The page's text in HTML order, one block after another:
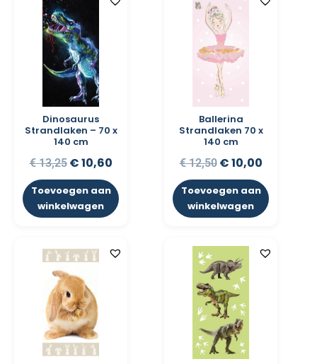
Dinosaurus
Strandlaken – 70 x
140 cm
€13,25 €10,60
Toevoegen aan
winkelwagen
Ballerina
Strandlaken 70 x
140 cm
€12,50 €10,00
Toevoegen aan
winkelwagen